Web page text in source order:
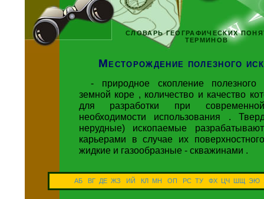
СЛОВАРЬ ГЕОГРАФИЧЕСКИХ
ТЕРМИНОВ
Месторождение полезного
- природное скопление полезного
земной коре , количество и качество
для разработки при
необходимости использования .
нерудные) ископаемые
карьерами в случае их
жидкие и газообразные - скважинами .
АБ ВГ ДЕ ЖЗ ИЙ КЛ МН ОП РС ТУ ФХ ЦЧ ЭЮ